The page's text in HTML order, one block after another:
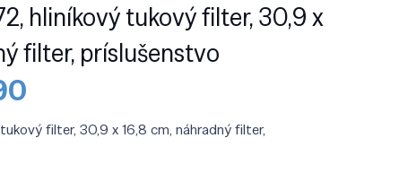
hliníkový tukový filter, 30,9 x
filter, príslušenstvo
je:
€22.90.
filter, 30,9 x 16,8 cm, náhradný filter,